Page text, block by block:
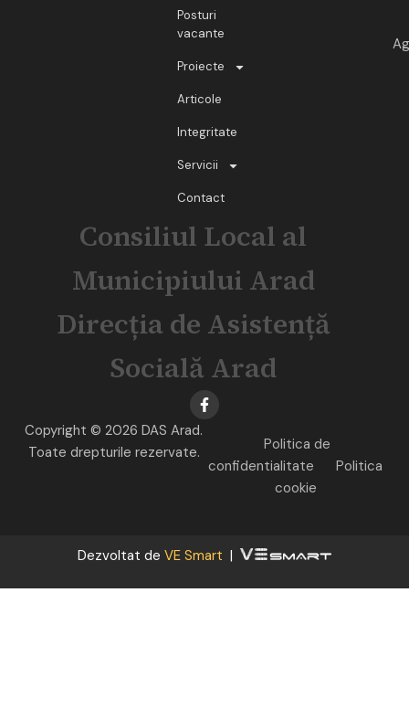
Posturi
vacante
Proiecte
Articole
Integritate
Servicii
Contact
Consiliul Local al
Municipiului Arad
Direcția de Asistență
Socială Arad
Copyright © 2026 DAS Arad.
Toate drepturile rezervate.
Politica de
confidentialitate
Politica
cookie
Dezvoltat de VE Smart |